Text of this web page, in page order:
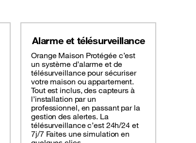
Alarme et télésurveillance
Orange Maison Protégée c’est
un système d’alarme et de
télésurveillance pour sécuriser
votre maison ou appartement.
Tout est inclus, des capteurs à
l’installation par un
professionnel, en passant par la
gestion des alertes. La
télésurveillance c’est 24h/24 et
7j/7 Faites une simulation en